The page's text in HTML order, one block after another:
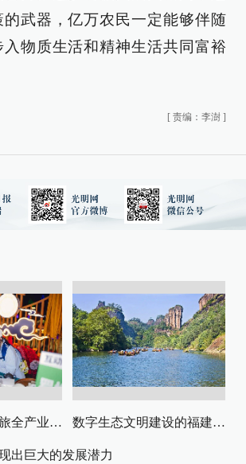
的武器，亿万农民一定能够伴随
入物质生活和精神生活共同富裕
[ 责编：李澍 ]
从票根经济到文旅全产业链升级 数字生态文明建设的福建路径与启示
出巨大的发展潜力